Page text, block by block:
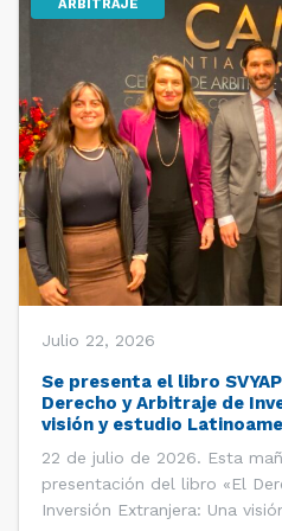
ARBITRAJE
Julio 22, 2026
Se presenta el libro
Derecho y Arbitraje de
visión y estudio
22 de julio de 2026. Esta
presentación del libro «El
Inversión Extranjera: Una